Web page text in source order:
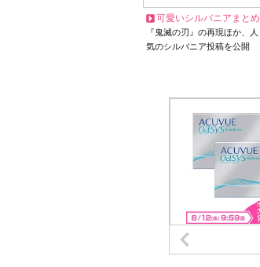
可愛いシルバニアまとめ
『鬼滅の刃』の再現ほか、人
気のシルバニア投稿を公開